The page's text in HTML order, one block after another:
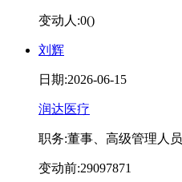
变动人:0()
刘辉
日期:2026-06-15
润达医疗
职务:董事、高级管理人员
变动前:29097871